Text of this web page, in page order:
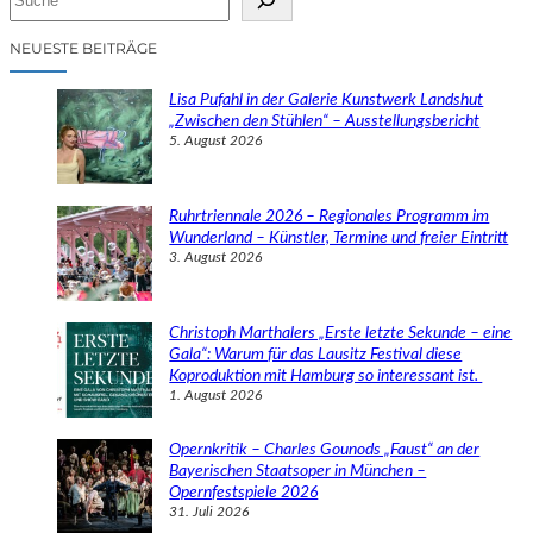
cNEUESTE BEITRÄGE
Lisa Pufahl in der Galerie Kunstwerk Landshut
„Zwischen den Stühlen“ – Ausstellungsbericht
5. August 2026
Ruhrtriennale 2026 – Regionales Programm im
Wunderland – Künstler, Termine und freier Eintritt
3. August 2026
Christoph Marthalers „Erste letzte Sekunde – eine
Gala“: Warum für das Lausitz Festival diese
Koproduktion mit Hamburg so interessant ist.
1. August 2026
Opernkritik – Charles Gounods „Faust“ an der
Bayerischen Staatsoper in München –
Opernfestspiele 2026
31. Juli 2026